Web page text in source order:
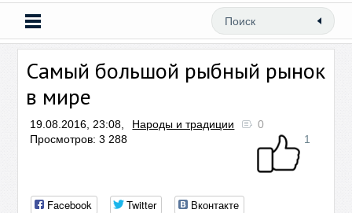
Самый большой рыбный рынок
в мире
19.08.2016, 23:08, Народы и традиции
0
Просмотров: 3 288
1
Facebook Twitter
Вконтакте